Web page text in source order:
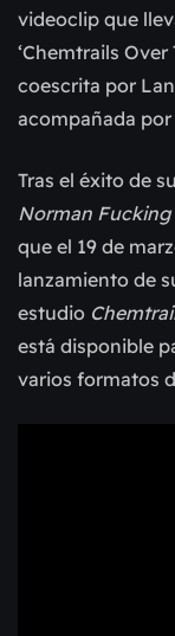
videoclip que
‘Chemtrails
coescrita por
acompañada
Tras el éxito de
Norman Fucking
que el 19 de
lanzamiento de
estudio
está disponible
varios formatos